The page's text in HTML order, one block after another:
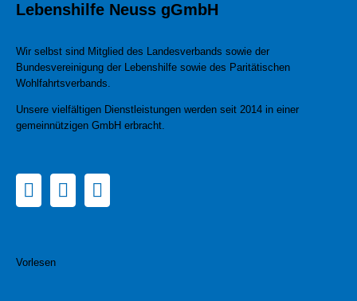
Lebenshilfe Neuss gGmbH
Wir selbst sind Mitglied des Landesverbands sowie der
Bundesvereinigung der Lebenshilfe sowie des Paritätischen
Wohlfahrtsverbands.
Unsere vielfältigen Dienstleistungen werden seit 2014 in einer
gemeinnützigen GmbH erbracht.
Vorlesen